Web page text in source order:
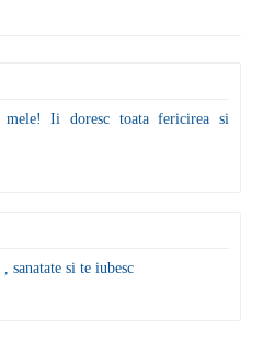
Ii doresc toata fericirea si
sanatate si te iubesc